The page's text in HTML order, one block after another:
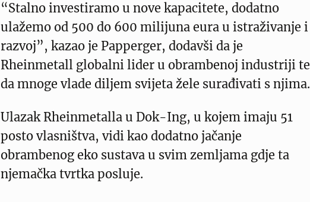
“Stalno investiramo u nove kapacitete, dodatno
ulažemo od 500 do 600 milijuna eura u istraživanje i
razvoj”, kazao je Papperger, dodavši da je
Rheinmetall globalni lider u obrambenoj industriji te
da mnoge vlade diljem svijeta žele surađivati s njima.
Ulazak Rheinmetalla u Dok-Ing, u kojem imaju 51
posto vlasništva, vidi kao dodatno jačanje
obrambenog eko sustava u svim zemljama gdje ta
njemačka tvrtka posluje.